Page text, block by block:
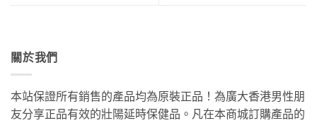
關於我們
本站保證所有銷售的產品均為原裝正品！為廣大香港男性朋
友分享正品有效的壯陽延時保健品。凡在本商城訂購產品的